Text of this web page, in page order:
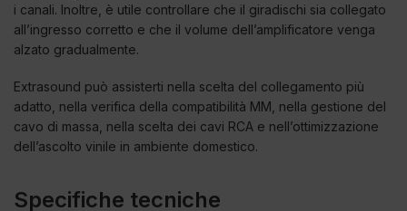
i canali. Inoltre, è utile controllare che il giradischi sia collegato
all’ingresso corretto e che il volume dell’amplificatore venga
alzato gradualmente.
Extrasound può assisterti nella scelta del collegamento più
adatto, nella verifica della compatibilità MM, nella gestione del
cavo di massa, nella scelta dei cavi RCA e nell’ottimizzazione
dell’ascolto vinile in ambiente domestico.
Specifiche tecniche